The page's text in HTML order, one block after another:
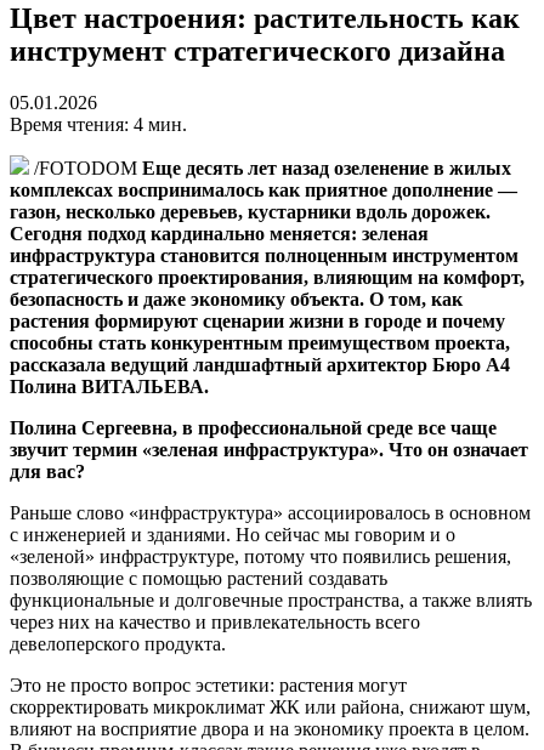
Цвет настроения: растительность как
инструмент стратегического дизайна
05.01.2026
Время чтения: 4 мин.
/FOTODOM Еще десять лет назад озеленение в жилых
комплексах воспринималось как приятное дополнение —
газон, несколько деревьев, кустарники вдоль дорожек.
Сегодня подход кардинально меняется: зеленая
инфраструктура становится полноценным инструментом
стратегического проектирования, влияющим на комфорт,
безопасность и даже экономику объекта. О том, как
растения формируют сценарии жизни в городе и почему
способны стать конкурентным преимуществом проекта,
рассказала ведущий ландшафтный архитектор Бюро А4
Полина ВИТАЛЬЕВА.
Полина Сергеевна, в профессиональной среде все чаще
звучит термин «зеленая инфраструктура». Что он означает
для вас?
Раньше слово «инфраструктура» ассоциировалось в основном
с инженерией и зданиями. Но сейчас мы говорим и о
«зеленой» инфраструктуре, потому что появились решения,
позволяющие с помощью растений создавать
функциональные и долговечные пространства, а также влиять
через них на качество и привлекательность всего
девелоперского продукта.
Это не просто вопрос эстетики: растения могут
скорректировать микроклимат ЖК или района, снижают шум,
влияют на восприятие двора и на экономику проекта в целом.